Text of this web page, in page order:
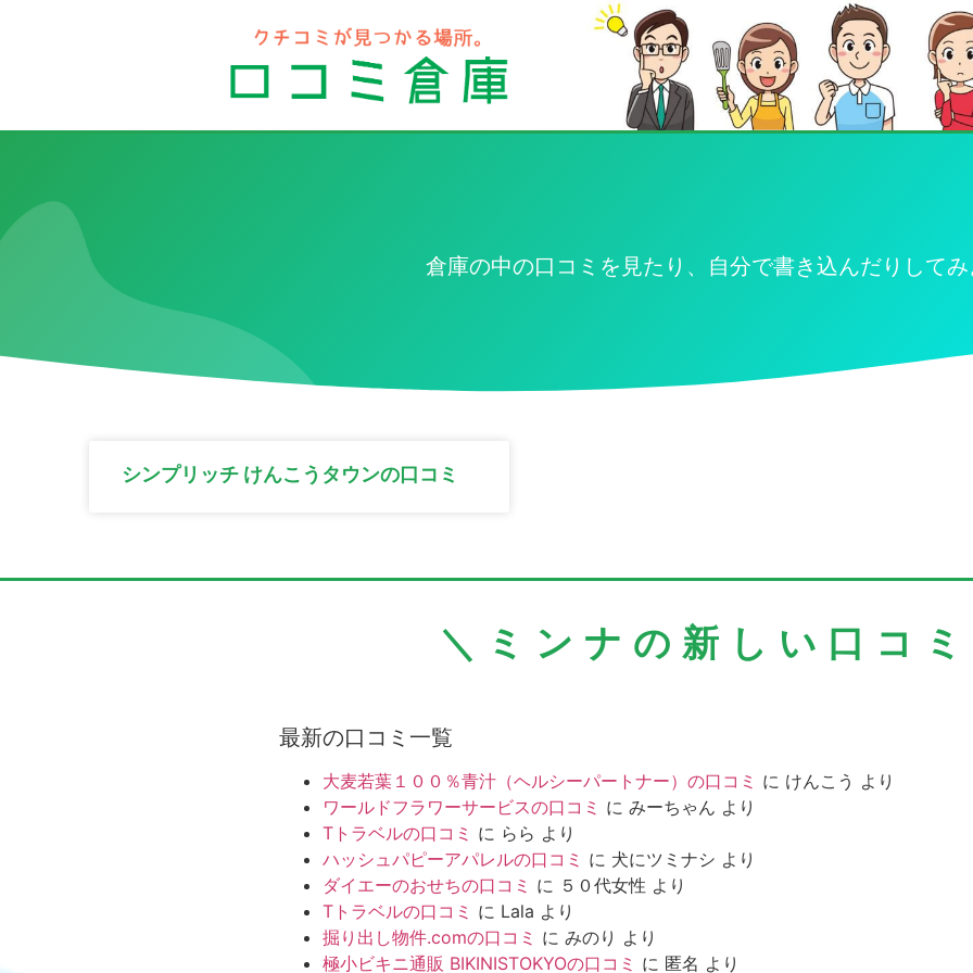
倉庫の中の口コミを見たり、自分で書き込んだりして
シンプリッチ けんこうタウンの口コミ
＼ミンナの新しい口コ
最新の口コミ一覧
大麦若葉１００％青汁（ヘルシーパートナー）の口コミ に けんこう より
ワールドフラワーサービスの口コミ に みーちゃん より
Tトラベルの口コミ に らら より
ハッシュパピーアパレルの口コミ に 犬にツミナシ より
ダイエーのおせちの口コミ に ５０代女性 より
Tトラベルの口コミ に Lala より
掘り出し物件.comの口コミ に みのり より
極小ビキニ通販 BIKINISTOKYOの口コミ に 匿名 より